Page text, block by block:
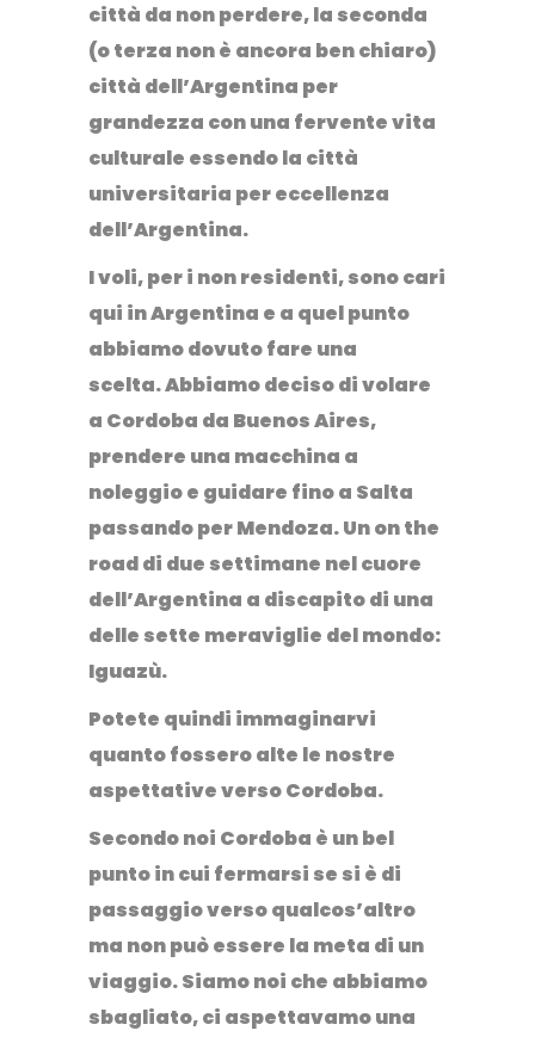
città da non perdere, la seconda
(o terza non è ancora ben chiaro)
città dell’Argentina per
grandezza con una fervente vita
culturale essendo la città
universitaria per eccellenza
dell’Argentina.
I voli, per i non residenti, sono cari
qui in Argentina e a quel punto
abbiamo dovuto fare una
scelta.Abbiamo deciso di volare
a Cordoba da Buenos Aires,
prendere una macchina a
noleggio e guidare fino a Salta
passando per Mendoza.Un on the
road di due settimane nel cuore
dell’Argentina a discapito di una
delle sette meraviglie del mondo:
Iguazù.
Potete quindi immaginarvi
quanto fossero alte le nostre
aspettative verso Cordoba.
Secondo noi Cordoba è un bel
punto in cui fermarsi se si è di
passaggioverso qualcos’altro
ma non può essere la meta di un
viaggio. Siamo noi che abbiamo
sbagliato, ci aspettavamo una